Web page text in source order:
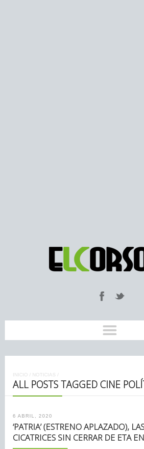
INICIO / NOTICIAS /
ALL POSTS TAGGED CINE
6 ABRIL, 2020
‘PATRIA’ (ESTRENO APLAZADO),
CICATRICES SIN CERRAR DE ETA